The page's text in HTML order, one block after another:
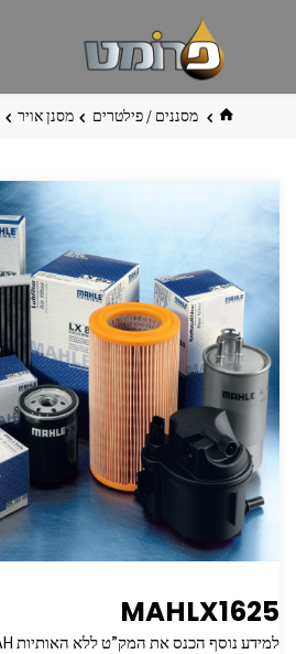
בית מסננים / פילטרים מסנן אויר
MAHLX1625
למידע נוסף הכנס את המק”ט ללא האותיות MAH לחיפוש באתר היצרן